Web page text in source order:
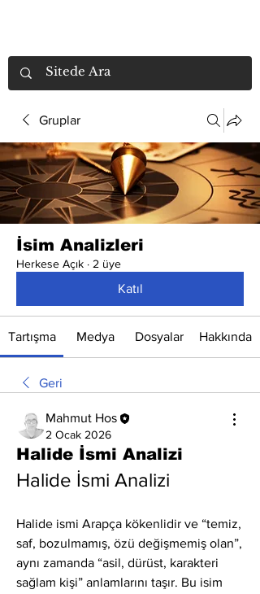
Gruplar
İsim Analizleri
Herkese Açık · 2 üye
Katıl
Tartışma Medya Dosyalar Hakkında
Geri
Mahmut Hos
2 Ocak 2026
Halide İsmi Analizi
Halide İsmi Analizi
Halide ismi Arapça kökenlidir ve “temiz,
saf, bozulmamış, özü değişmemiş olan”,
aynı zamanda “asil, dürüst, karakteri
sağlam kişi” anlamlarını taşır. Bu isim